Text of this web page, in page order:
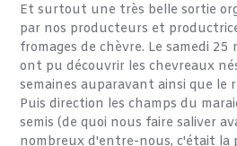
Et surtout une très belle sortie
par nos producteurs et
fromages de chèvre. Le samedi 25
ont pu découvrir les chevreaux
semaines auparavant ainsi que le
Puis direction les champs du
semis (de quoi nous faire saliver
nombreux d'entre-nous, c'était la